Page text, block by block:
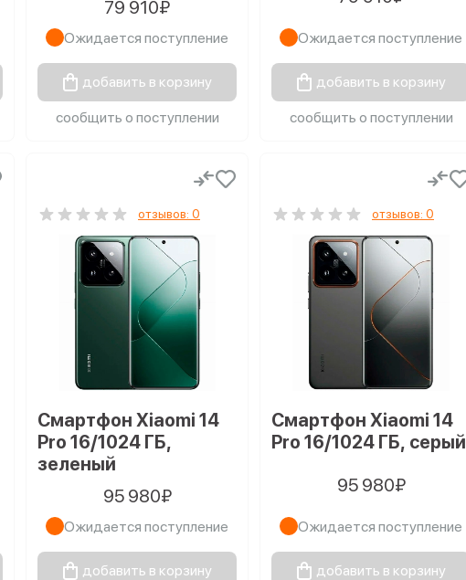
79 910₽
Ожидается поступление
добавить в корзину
сообщить о поступлении
Ожидается поступление
добавить в корзину
сообщить о поступлении
отзывов: 0
Смартфон Xiaomi 14
Pro 16/1024 ГБ,
зеленый
95 980₽
Ожидается поступление
добавить в корзину
отзывов: 0
Смартфон Xiaomi 14
Pro 16/1024 ГБ, серый
95 980₽
Ожидается поступление
добавить в корзину